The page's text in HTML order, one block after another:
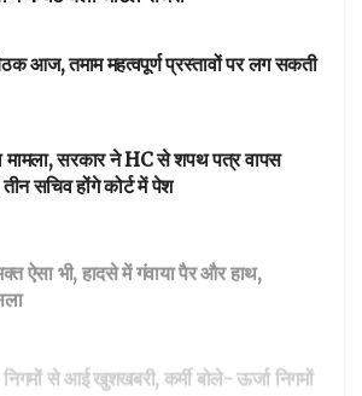
आज, तमाम महत्वपूर्ण प्रस्तावों पर लग सकती
मामला, सरकार ने HC से शपथ पत्र वापस
सचिव होंगे कोर्ट में पेश